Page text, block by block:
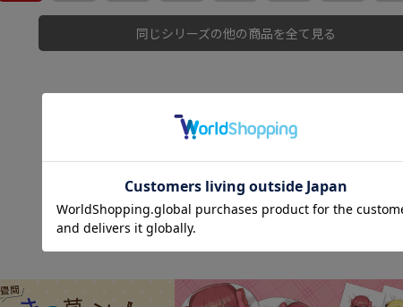
同じシリーズの他の商品を全て見る